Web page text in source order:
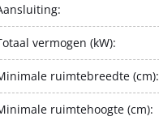
vermogen (kW):
ruimtebreedte (cm):
ruimtehoogte (cm):